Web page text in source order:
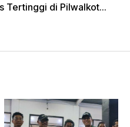
Tertinggi di Pilwalkot